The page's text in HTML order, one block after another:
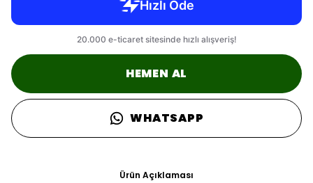
HEMEN AL
WHATSAPP
Ürün Açıklaması